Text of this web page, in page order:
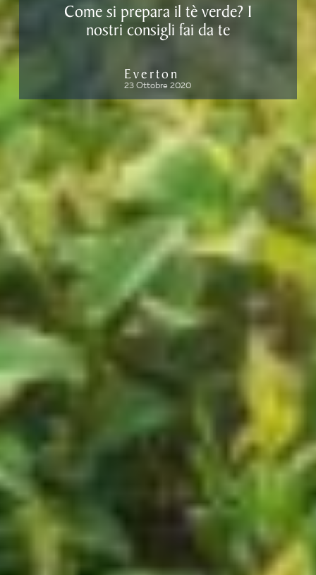
Come si prepara il tè verde? I
nostri consigli fai da te
Everton
23 Ottobre 2020